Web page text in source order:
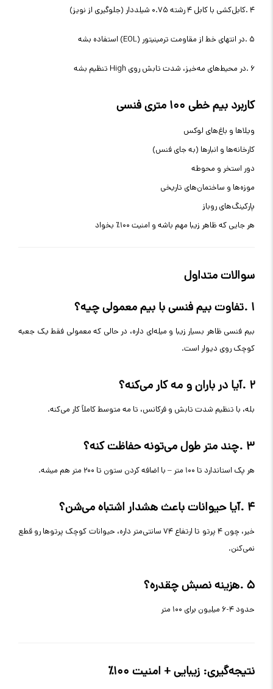
۴ .کابل‌کشی با کابل ۴ رشته ۰.۷۵ شیلددار (جلوگیری از نویز)
۵ .در انتهای خط از مقاومت ترمینیتور (EOL) استفاده بشه
۶ .در محیط‌های مه‌خیز، شدت تابش روی High تنظیم بشه
کاربرد بیم خطی ۱۰۰ متری فنسی
ویلاها و باغ‌های لوکس
کارخانه‌ها و انبارها (به جای فنس)
دور استخر و محوطه
موزه‌ها و ساختمان‌های تاریخی
پارکینگ‌های روباز
هر جایی که ظاهر زیبا مهم باشه و امنیت ۱۰۰٪ بخواد
سوالات متداول
۱ .تفاوت بیم فنسی با بیم معمولی چیه؟
بیم فنسی ظاهر بسیار زیبا و میله‌ای داره، در حالی که معمولی فقط یک جعبه
کوچک روی دیوار است.
۲ .آیا در باران و مه کار می‌کنه؟
بله، با تنظیم شدت تابش و فرکانس، تا مه متوسط کاملاً کار می‌کنه.
۳ .چند متر طول می‌تونه حفاظت کنه؟
هر پک استاندارد تا ۱۰۰ متر – با اضافه کردن ستون تا ۲۰۰ متر هم میشه .
۴ .آیا حیوانات باعث هشدار اشتباه می‌شن؟
خیر، چون ۴ پرتو تا ارتفاع ۷۴ سانتی‌متر داره، حیوانات کوچک پرتوها رو قطع
نمی‌کنن.
۵ .هزینه نصبش چقدره؟
حدود ۴-۶ میلیون برای ۱۰۰ متر
نتیجه‌گیری: زیبایی + امنیت ۱۰۰٪